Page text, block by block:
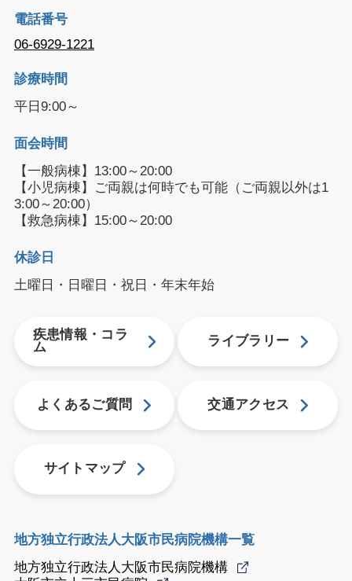
電話番号
06-6929-1221
診療時間
平日9:00～
面会時間
【一般病棟】13:00～20:00
【小児病棟】ご両親は何時でも可能（ご両親以外は1
3:00～20:00）
【救急病棟】15:00～20:00
休診日
土曜日・日曜日・祝日・年末年始
疾患情報・コラ
ム
ライブラリー
よくあるご質問 交通アクセス
サイトマップ
地方独立行政法人大阪市民病院機構一覧
地方独立行政法人大阪市民病院機構